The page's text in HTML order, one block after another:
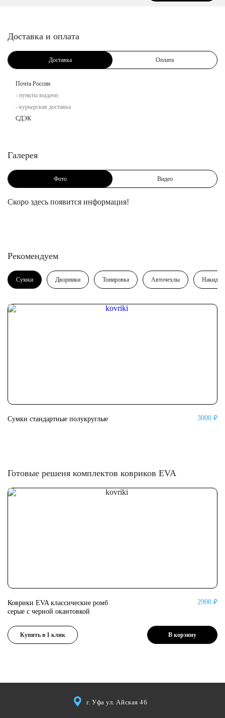
Доставка и оплата
Доставка Оплата
Почта России
- пункты выдачи
- курьерская доставка
СДЭК
Галерея
Фото Видео
Скоро здесь появится информация!
Рекомендуем
Сумки Дворники Тонировка Авточехлы Накидки
Сумки стандартные полукруглые 3000 ₽
Готовые решеня комплектов ковриков EVA
Коврики EVA классические ромб
серые с черной окантовкой
2900 ₽
Купить в 1 клик В корзину
г. Уфа ул. Айская 46